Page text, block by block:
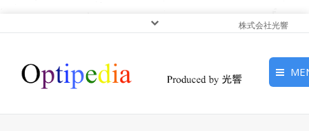
株式会社光響